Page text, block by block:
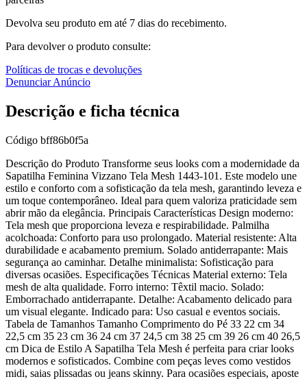
Devolva seu produto em até 7 dias do recebimento.
Para devolver o produto consulte:
Políticas de trocas e devoluções
Denunciar Anúncio
Descrição e ficha técnica
Código bff86b0f5a
Descrição do Produto Transforme seus looks com a modernidade da
Sapatilha Feminina Vizzano Tela Mesh 1443-101. Este modelo une
estilo e conforto com a sofisticação da tela mesh, garantindo leveza e
um toque contemporâneo. Ideal para quem valoriza praticidade sem
abrir mão da elegância. Principais Características Design moderno:
Tela mesh que proporciona leveza e respirabilidade. Palmilha
acolchoada: Conforto para uso prolongado. Material resistente: Alta
durabilidade e acabamento premium. Solado antiderrapante: Mais
segurança ao caminhar. Detalhe minimalista: Sofisticação para
diversas ocasiões. Especificações Técnicas Material externo: Tela
mesh de alta qualidade. Forro interno: Têxtil macio. Solado:
Emborrachado antiderrapante. Detalhe: Acabamento delicado para
um visual elegante. Indicado para: Uso casual e eventos sociais.
Tabela de Tamanhos Tamanho Comprimento do Pé 33 22 cm 34
22,5 cm 35 23 cm 36 24 cm 37 24,5 cm 38 25 cm 39 26 cm 40 26,5
cm Dica de Estilo A Sapatilha Tela Mesh é perfeita para criar looks
modernos e sofisticados. Combine com peças leves como vestidos
midi, saias plissadas ou jeans skinny. Para ocasiões especiais, aposte